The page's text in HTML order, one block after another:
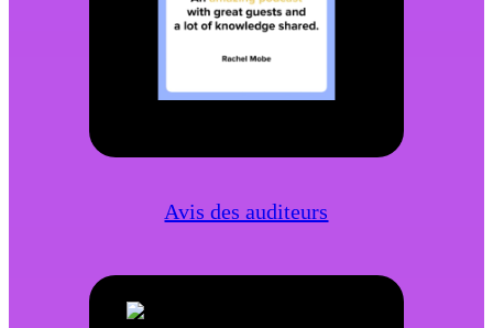
Avis des auditeurs